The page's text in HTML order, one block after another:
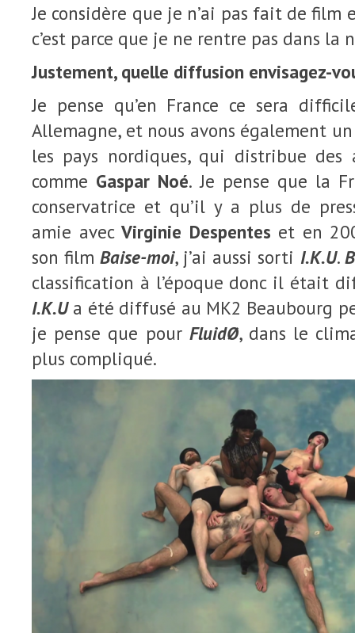
Je considère que je n’ai pas fait de film
c’est parce que je ne rentre pas dans la
Justement, quelle diffusion envisagez-
Je pense qu’en France ce sera
Allemagne, et nous avons également
les pays nordiques, qui distribue des
comme Gaspar Noé. Je pense que la
conservatrice et qu’il y a plus de
amie avec Virginie Despentes et en
son filmBaise-moi, j’ai aussi sorti I.K.U.
classification à l’époque donc il était
I.K.Ua été diffusé au MK2 Beaubourg
je pense que pour FluidØ, dans le
plus compliqué.